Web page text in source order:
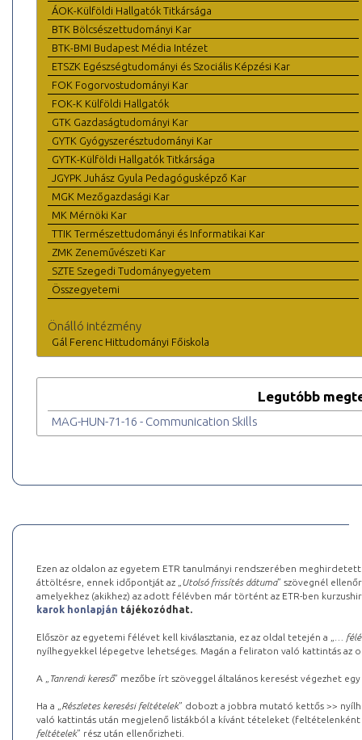
ÁOK-Külföldi Hallgatók Titkársága
BTK Bölcsészettudományi Kar
BTK-BMI Budapest Média Intézet
ETSZK Egészségtudományi és Szociális Képzési Kar
FOK Fogorvostudományi Kar
FOK-K Külföldi Hallgatók
GTK Gazdaságtudományi Kar
GYTK Gyógyszerésztudományi Kar
GYTK-Külföldi Hallgatók Titkársága
JGYPK Juhász Gyula Pedagógusképző Kar
MGK Mezőgazdasági Kar
MK Mérnöki Kar
TTIK Természettudományi és Informatikai Kar
ZMK Zeneművészeti Kar
SZTE Szegedi Tudományegyetem
Összegyetemi
Önálló intézmény
Gál Ferenc Hittudományi Főiskola
Legutóbb
MAG-HUN-71-16 - Communication Skills
Ezen az oldalon az egyetem ETR tanulmányi rendszerében
áttöltésre, ennek időpontját az „ Utolsó frissítés dátuma” szövegnél
amelyekhez (akikhez) az adott félévben már történt az ETR-ben
karok honlapján tájékozódhat.
Először az egyetemi félévet kell kiválasztania, ez az oldal tetején a „
…
nyílhegyekkel lépegetve lehetséges. Magán a feliraton való kattintás az
A „ Tanrendi kereső” mezőbe írt szöveggel általános keresést végezhet
Ha a „ Részletes keresési feltételek” dobozt a jobbra mutató kettős >>
való kattintás után megjelenő listákból a kívánt tételeket (feltételenként
feltételek” rész után ellenőrizheti.